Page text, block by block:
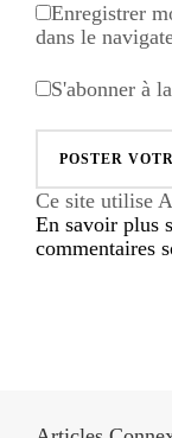
Enregistrer
dans le
S'abonner à
Ce site utilise
En savoir plus
commentaires